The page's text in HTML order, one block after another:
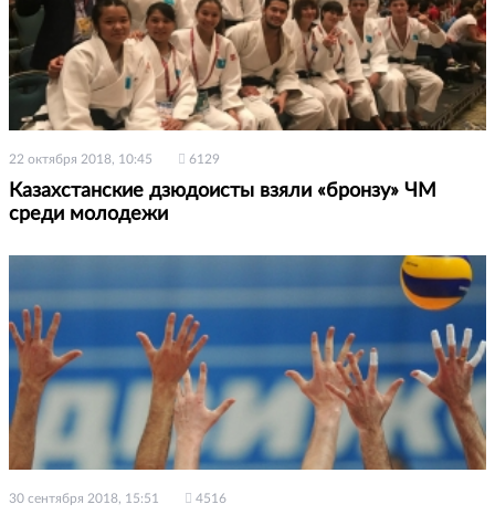
22 октября 2018, 10:45 6129
Казахстанские дзюдоисты взяли «бронзу» ЧМ
среди молодежи
30 сентября 2018, 15:51 4516